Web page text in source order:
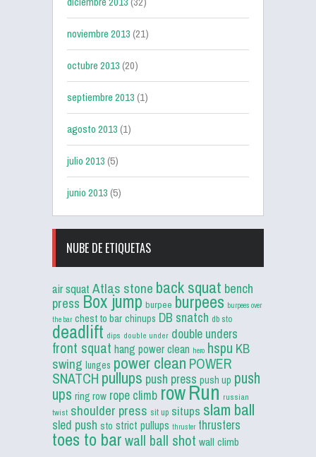
noviembre 2013(21)
octubre 2013(20)
septiembre 2013(1)
agosto 2013(1)
julio 2013(5)
junio 2013(5)
NUBE DE ETIQUETAS
air squat Atlas stone back squat bench
press Box jump burpee burpees burpees over
the bar chest to bar chinups DB snatch db sto
deadlift dips double under double unders
front squat hang power clean hero hspu KB
swing lunges power clean POWER
SNATCH pullups push press push up push
ups ring row rope climb rowRun russian
twist shoulder press sit up situps slam ball
sled push sto strict pullups thruster thrusters
toes to barwall ball shot wall climb